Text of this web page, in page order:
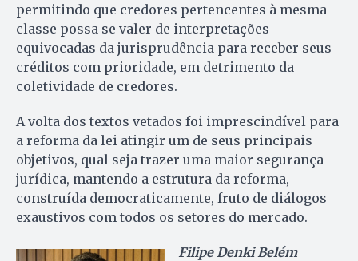
permitindo que credores pertencentes à mesma
classe possa se valer de interpretações
equivocadas da jurisprudência para receber seus
créditos com prioridade, em detrimento da
coletividade de credores.
A volta dos textos vetados foi imprescindível para
a reforma da lei atingir um de seus principais
objetivos, qual seja trazer uma maior segurança
jurídica, mantendo a estrutura da reforma,
construída democraticamente, fruto de diálogos
exaustivos com todos os setores do mercado.
Filipe Denki Belém